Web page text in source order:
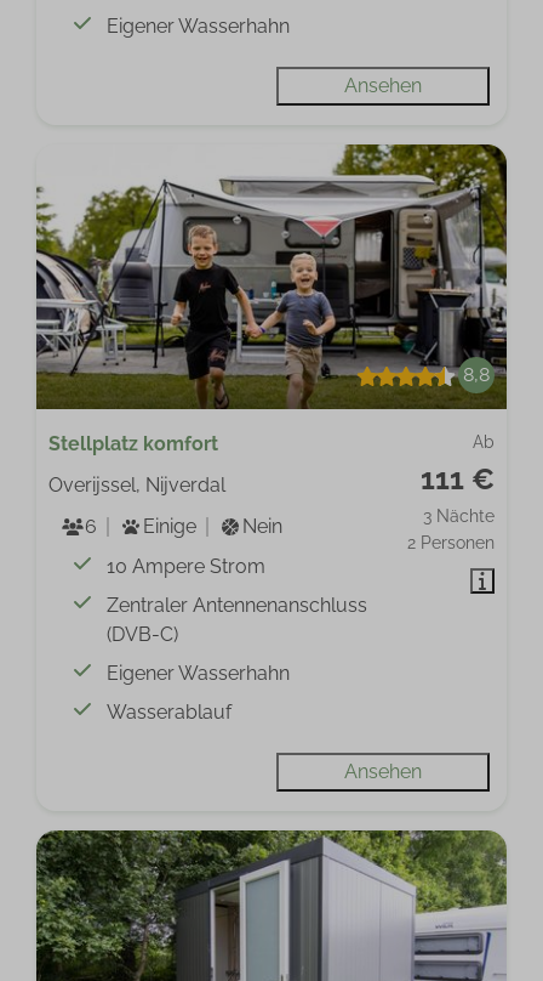
Eigener Wasserhahn
Ansehen
8,8
Ab
111 €
3 Nächte
2 Personen
Stellplatz komfort
Overijssel, Nijverdal
6
Einige
Nein
10 Ampere Strom
Zentraler Antennenanschluss
(DVB-C)
Eigener Wasserhahn
Wasserablauf
Ansehen